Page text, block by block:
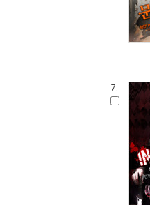
7.